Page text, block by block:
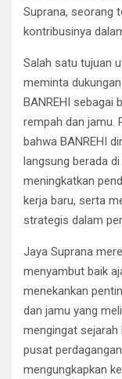
Suprana, seorang
kontribusinya
Salah satu tujuan
meminta
BANREHI sebagai
rempah dan jamu.
bahwa BANREHI
langsung berada
meningkatkan
kerja baru, serta
strategis dalam
Jaya Suprana
menyambut baik
menekankan
dan jamu yang
mengingat sejarah
pusat
mengungkapkan